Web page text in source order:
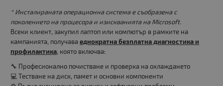
* Инсталираната операционна система е съобразена с
поколението на процесора и изискванията на Microsoft.
Всеки клиент, закупил лаптоп или компютър в рамките на
кампанията, получава еднократна безплатна диагностика и
профилактика, която включва:
🔧 Професионално почистване и проверка на охлаждането
💻 Тестване на диск, памет и основни компоненти